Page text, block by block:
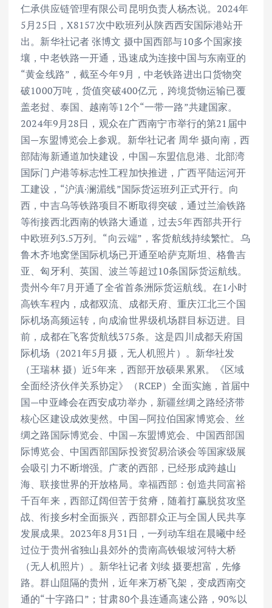
仁承供应链管理有限公司昆明负责人杨杰说。2024年
5月25日，X8157次中欧班列从陕西西安国际港站开
出。新华社记者 张博文 摄中国西部与10多个国家接
壤，中老铁路一开通，迅速成为连接中国与东南亚的
“黄金线路”，截至今年9月，中老铁路进出口货物突
破1000万吨，货值突破400亿元，跨境货物运输已覆
盖老挝、泰国、越南等12个“一带一路”共建国家。
2024年9月28日，观众在广西南宁市举行的第21届中
国—东盟博览会上参观。新华社记者 周华 摄向南，西
部陆海新通道加快建设，中国—东盟信息港、北部湾
国际门户港等标志性工程加快推进，广西平陆运河开
工建设，“沪滇·澜湄线”国际货运班列正式开行。向
西，中吉乌等铁路项目不断取得突破，通过兰渝铁路
等衔接西北西南的铁路大通道，过去5年西部共开行
中欧班列3.5万列。“向云端”，客货航线持续繁忙。乌
鲁木齐地窝堡国际机场已开通至哈萨克斯坦、格鲁吉
亚、匈牙利、英国、波兰等超过10条国际货运航线。
贵州今年7月开通了全省首条洲际货运航线。在1小时
高铁车程内，成都双流、成都天府、重庆江北三个国
际机场高频运转，向成渝世界级机场群目标迈进。目
前，成都在飞客货航线375条。这是四川成都天府国
际机场（2021年5月摄，无人机照片）。新华社发
（王瑞林 摄）近5年来，西部开放硕果累累。《区域
全面经济伙伴关系协定》（RCEP）全面实施，首届中
国—中亚峰会在西安成功举办，新疆丝绸之路经济带
核心区建设成效斐然。中国—阿拉伯国家博览会、丝
绸之路国际博览会、中国—东盟博览会、中国西部国
际博览会、中国西部国际投资贸易洽谈会等国家级展
会吸引力不断增强。广袤的西部，已经形成跨越山
海、联接世界的开放格局。幸福西部：创造共同富裕
千百年来，西部辽阔但苦于贫瘠，随着打赢脱贫攻坚
战、衔接乡村全面振兴，西部群众正与全国人民共享
发展成果。2023年8月31日，一列动车组在晨曦中经
过位于贵州省独山县郊外的贵南高铁银坡河特大桥
（无人机照片）。新华社记者 刘续 摄要想富，先修
路。群山阻隔的贵州，近年来万桥飞架，变成西南交
通的“十字路口”；甘肃80个县连通高速公路，90%以